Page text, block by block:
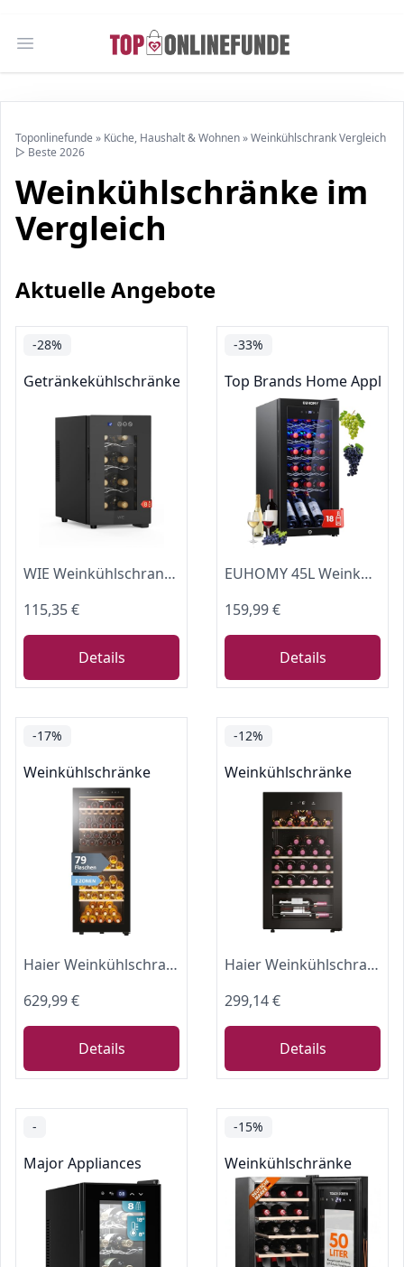
Open main menu
Toponlinefunde » Küche, Haushalt & Wohnen»Weinkühlschrank Vergleich
▷ Beste 2026
Weinkühlschränke im
Vergleich
Aktuelle Angebote
-28%
Getränkekühlschränke
WIE Weinkühlschrank 8 Flasche Getränkekühlschrank 23L Weinschrank Klein 5-18°C Wein-Kühlschrank mit Glastür Vollglas-Designtür LED Touchpanel Anti-UV Mini Wine Fridge
115,35 €
Details
-33%
Top Brands Home
EUHOMY 45L Weinkühlschrank für 18 Flaschen, Freistehender Wein- und Getränkekühlschrank mit Glastür, Digitaler Temperaturregelung und Schloss, Für Rotwein, Weißwein, Champagner, Bier und Softdrinks
159,99 €
Details
-17%
Weinkühlschränke
Haier Weinkühlschrank Serie 5 HWS79GDG 79 Flaschen
629,99 €
Details
-12%
Weinkühlschränke
Haier Weinkühlschrank Serie 3 HWS34GGH1
299,14 €
Details
-
Major Appliances
-15%
Weinkühlschränke